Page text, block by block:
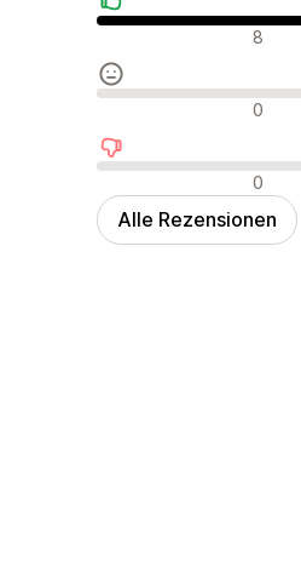
Positive Bewertungen
8
Neutrale Bewertungen
0
Negative Bewertungen
0
Alle Rezensionen